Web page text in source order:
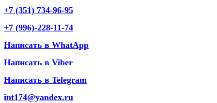
+7 (351) 734-96-95
+7 (996)-228-11-74
Написать в WhatApp
Написать в Viber
Написать в Telegram
int174@yandex.ru